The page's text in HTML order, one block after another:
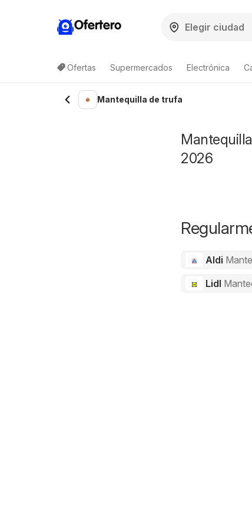
Ofertero
Ofertas Supermercados Electrónica
Mantequilla de trufa
2026
Aldi
Lidl